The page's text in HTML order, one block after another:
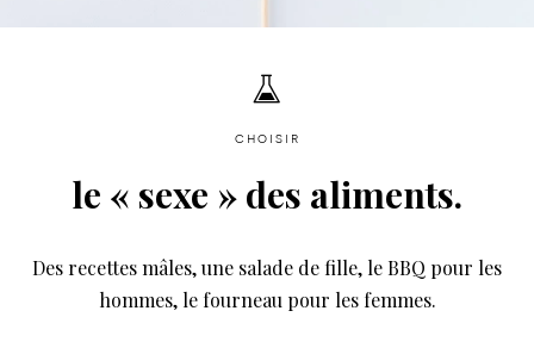
choisir
le « sexe » des aliments.
Des recettes mâles, une salade de fille, le BBQ pour les
hommes, le fourneau pour les femmes.